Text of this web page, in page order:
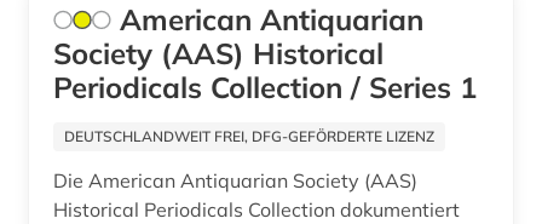
American Antiquarian
Society (AAS) Historical
Periodicals Collection / Series 1
DEUTSCHLANDWEIT FREI, DFG-GEFÖRDERTE LIZENZ
Die American Antiquarian Society (AAS)
Historical Periodicals Collection dokumentiert